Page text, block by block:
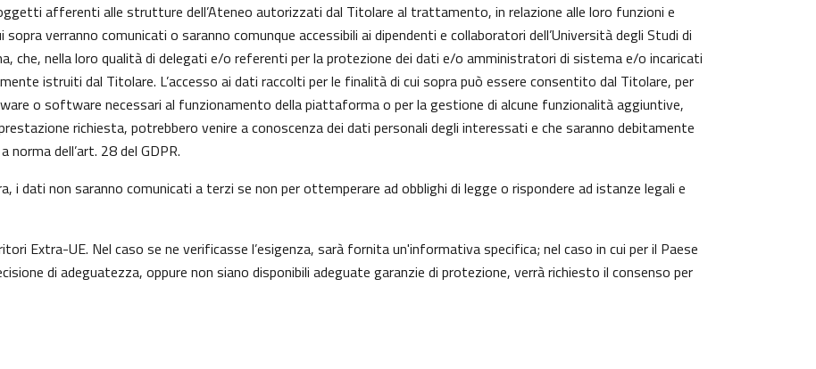
afferenti alle strutture dell’Ateneo autorizzati dal Titolare al trattamento, in relazione alle loro funzioni e
verranno comunicati o saranno comunque accessibili ai dipendenti e collaboratori dell’Università degli Studi di
che, nella loro qualità di delegati e/o referenti per la protezione dei dati e/o amministratori di sistema e/o incaricati
istruiti dal Titolare. L’accesso ai dati raccolti per le finalità di cui sopra può essere consentito dal Titolare, per
o software necessari al funzionamento della piattaforma o per la gestione di alcune funzionalità aggiuntive,
richiesta, potrebbero venire a conoscenza dei dati personali degli interessati e che saranno debitamente
dell’art. 28 del GDPR.
i dati non saranno comunicati a terzi se non per ottemperare ad obblighi di legge o rispondere ad istanze legali e
Extra-UE. Nel caso se ne verificasse l’esigenza, sarà fornita un'informativa specifica; nel caso in cui per il Paese
di adeguatezza, oppure non siano disponibili adeguate garanzie di protezione, verrà richiesto il consenso per